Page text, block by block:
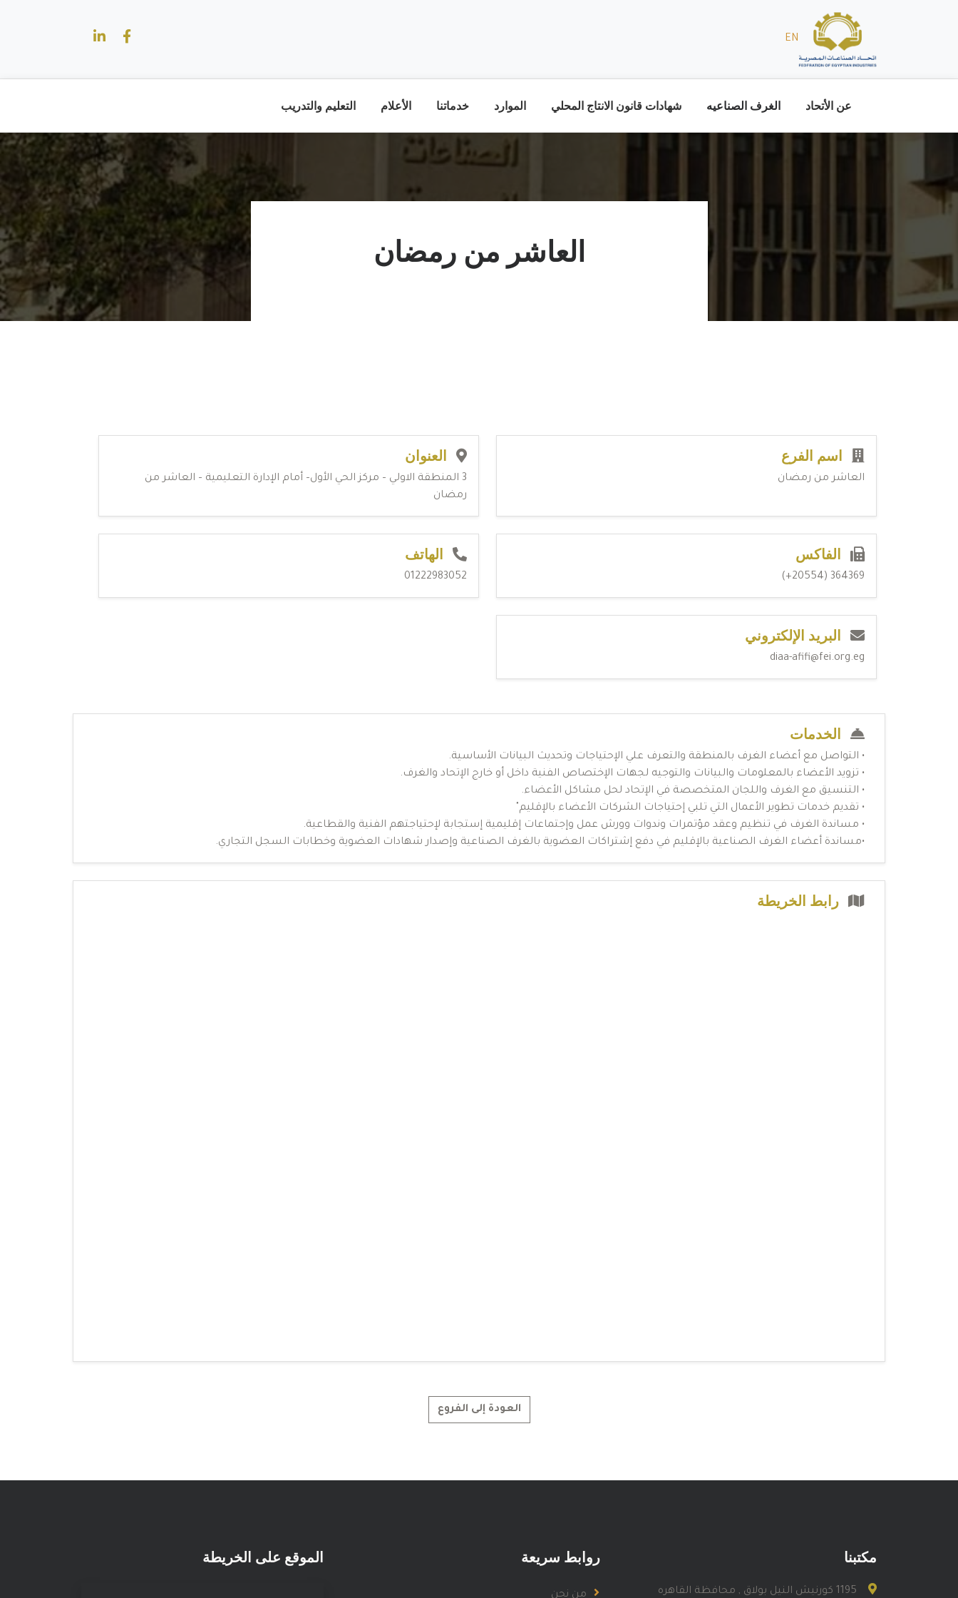
EN
عن الأتحاد الغرف الصناعيه شهادات قانون الانتاج المحلي الموارد خدماتنا الأعلام التعليم والتدريب
العاشر من رمضان
اسم الفرع
العاشر من رمضان
العنوان
3 المنطقة الاولي – مركز الحي الأول– أمام الإدارة التعليمية – العاشر من
رمضان
الفاكس
364369 (20554+)
الهاتف
01222983052
البريد الإلكتروني
diaa-afifi@fei.org.eg
الخدمات
• التواصل مع أعضاء الغرف بالمنطقة والتعرف علي الإحتياجات وتحديث البيانات الأساسية.
• تزويد الأعضاء بالمعلومات والبيانات والتوجيه لجهات الإختصاص الفنية داخل أو خارج الإتحاد والغرف.
• التنسيق مع الغرف واللجان المتخصصة في الإتحاد لحل مشاكل الأعضاء.
• تقديم خدمات تطوير الأعمال التي تلبي إحتياجات الشركات الأعضاء بالإقليم"
• مساندة الغرف في تنظيم وعقد مؤتمرات وندوات وورش عمل وإجتماعات إقليمية إستجابة لإحتياجتهم الفنية والقطاعية.
•مساندة أعضاء الغرف الصناعية بالإقليم في دفع إشتراكات العضوية بالغرف الصناعية وإصدار شهادات العضوية وخطابات السجل التجاري.
رابط الخريطة
العودة إلى الفروع
مكتبنا
1195 كورنيش النيل بولاق , محافظة القاهره
روابط سريعة
من نحن
الموقع على الخريطة